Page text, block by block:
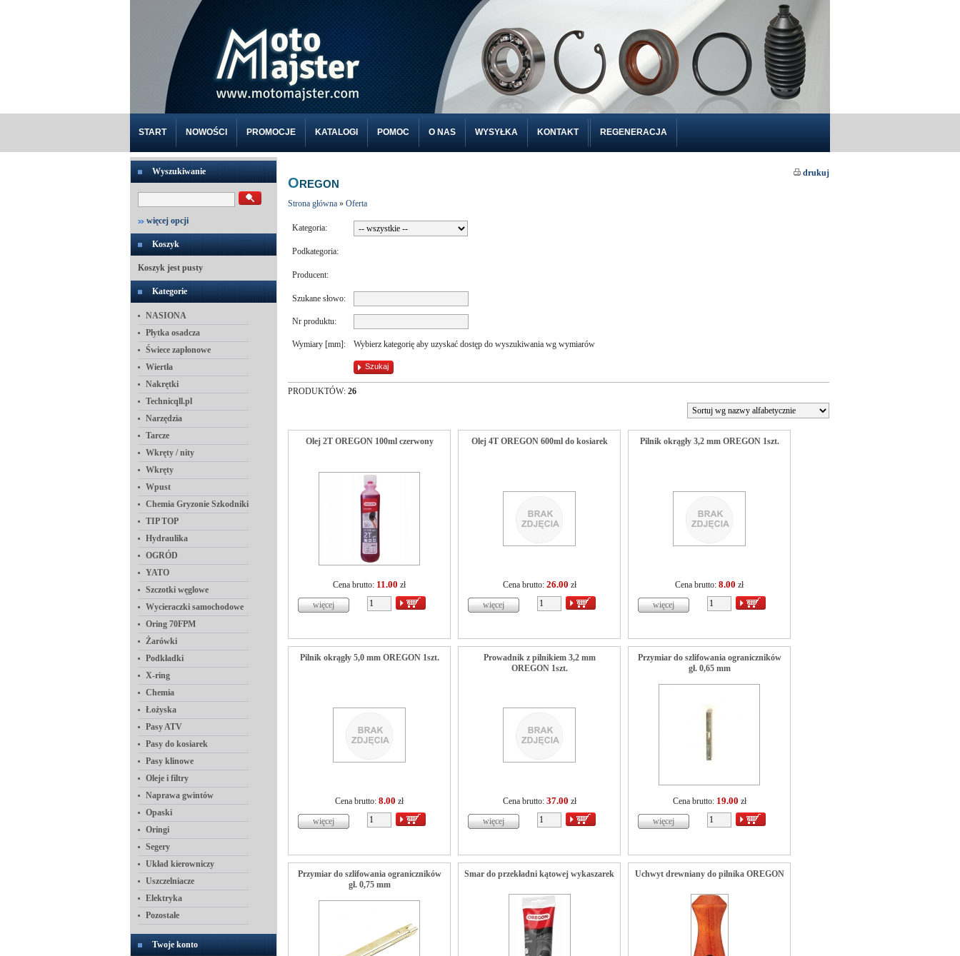
START NOWOŚCI PROMOCJE KATALOGI POMOC O NAS WYSYŁKA KONTAKT REGENERACJA
Wyszukiwanie
więcej opcji
Koszyk
Koszyk jest pusty
Kategorie
NASIONA
Płytka osadcza
Świece zapłonowe
Wiertła
Nakrętki
Technicqll.pl
Narzędzia
Tarcze
Wkręty / nity
Wkręty
Wpust
Chemia Gryzonie Szkodniki
TIP TOP
Hydraulika
OGRÓD
YATO
Szczotki węglowe
Wycieraczki samochodowe
Oring 70FPM
Żarówki
Podkładki
X-ring
Chemia
Łożyska
Pasy ATV
Pasy do kosiarek
Pasy klinowe
Oleje i filtry
Naprawa gwintów
Opaski
Oringi
Segery
Układ kierowniczy
Uszczelniacze
Elektryka
Pozostałe
Twoje konto
drukuj
OREGON
Strona główna » Oferta
Kategoria:
Podkategoria:
Producent:
Szukane słowo:
Nr produktu:
Wymiary [mm]: Wybierz kategorię aby uzyskać dostęp do wyszukiwania wg wymiarów
PRODUKTÓW: 26
Olej 2T OREGON 100ml czerwony
Cena brutto: 11.00 zł
Olej 4T OREGON 600ml do kosiarek
Cena brutto: 26.00 zł
Pilnik okrągły 3,2 mm OREGON 1szt.
Cena brutto: 8.00 zł
Pilnik okrągły 5,0 mm OREGON 1szt.
Cena brutto: 8.00 zł
Prowadnik z pilnikiem 3,2 mm
OREGON 1szt.
Cena brutto: 37.00 zł
Przymiar do szlifowania ograniczników
gł. 0,65 mm
Cena brutto: 19.00 zł
Przymiar do szlifowania ograniczników
gł. 0,75 mm
Smar do przekładni kątowej wykaszarek Uchwyt drewniany do pilnika OREGON